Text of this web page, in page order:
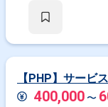
は、プロジェクトの一
っておりません。
【PHP】サービ
400,000 〜